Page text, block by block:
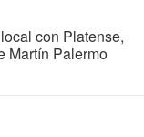
con Platense,
Martín Palermo